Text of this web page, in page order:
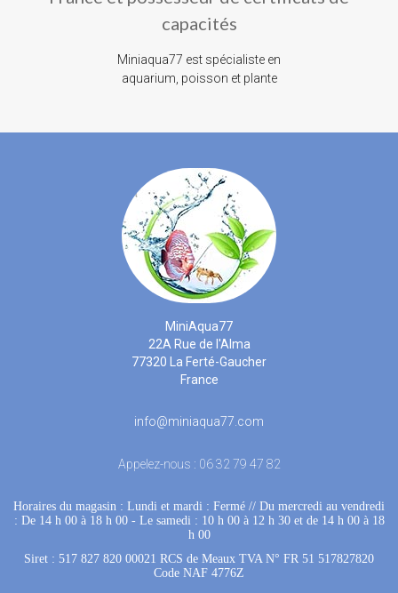
capacités
Miniaqua77 est spécialiste en
aquarium, poisson et plante
MiniAqua77
22A Rue de l'Alma
77320 La Ferté-Gaucher
France
info@miniaqua77.com
Appelez-nous : 06 32 79 47 82
Horaires du magasin : Lundi et mardi : Fermé // Du mercredi au vendredi
: De 14 h 00 à 18 h 00 - Le samedi : 10 h 00 à 12 h 30 et de 14 h 00 à 18
h 00
Siret : 517 827 820 00021 RCS de Meaux TVA N° FR 51 517827820
Code NAF 4776Z